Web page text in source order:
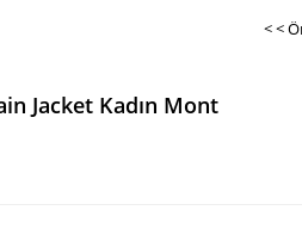
< <
Jacket Kadın Mont